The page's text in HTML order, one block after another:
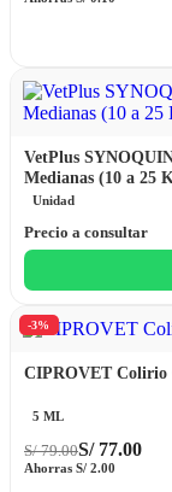
VetPlus
Medianas (10 a 25
Unidad
Precio a consultar
-3%
CIPROVET Colirio
5 ML
S/79.00S/77.00
Ahorras S/ 2.00